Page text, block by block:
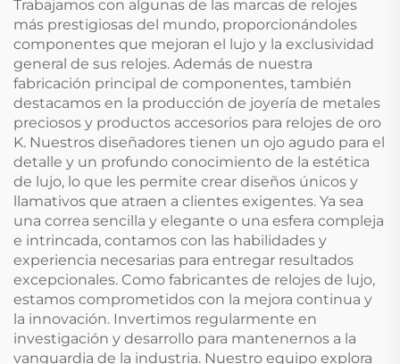
Trabajamos con algunas de las marcas de relojes
más prestigiosas del mundo, proporcionándoles
componentes que mejoran el lujo y la exclusividad
general de sus relojes. Además de nuestra
fabricación principal de componentes, también
destacamos en la producción de joyería de metales
preciosos y productos accesorios para relojes de oro
K. Nuestros diseñadores tienen un ojo agudo para el
detalle y un profundo conocimiento de la estética
de lujo, lo que les permite crear diseños únicos y
llamativos que atraen a clientes exigentes. Ya sea
una correa sencilla y elegante o una esfera compleja
e intrincada, contamos con las habilidades y
experiencia necesarias para entregar resultados
excepcionales. Como fabricantes de relojes de lujo,
estamos comprometidos con la mejora continua y
la innovación. Invertimos regularmente en
investigación y desarrollo para mantenernos a la
vanguardia de la industria. Nuestro equipo explora